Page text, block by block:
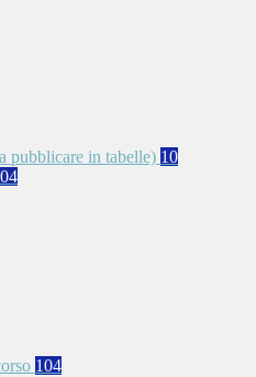
pubblicare in tabelle) 10
104